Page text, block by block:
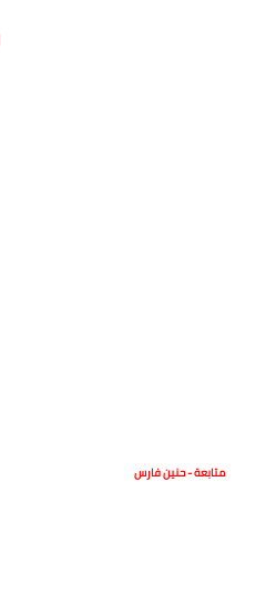
متابعة - حنين فارس